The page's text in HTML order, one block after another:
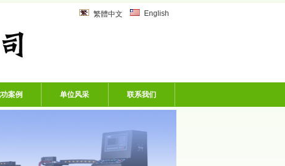
管、风炮软管、洗车机专用软
繁體中文 English
案例 单位风采 联系我们